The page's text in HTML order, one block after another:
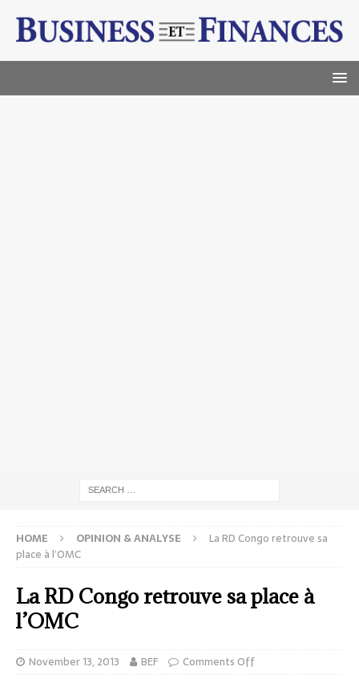
HOME OPINION & ANALYSE
La RD Congo retrouve sa
place à l’OMC
La RD Congo retrouve sa place à
l’OMC
November 13, 2013 BEF Comments Off